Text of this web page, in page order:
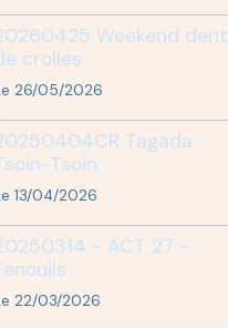
Weekend dent
crolles
26/05/2026
Tagada
Tsoin
13/04/2026
- ACT 27 -
22/03/2026